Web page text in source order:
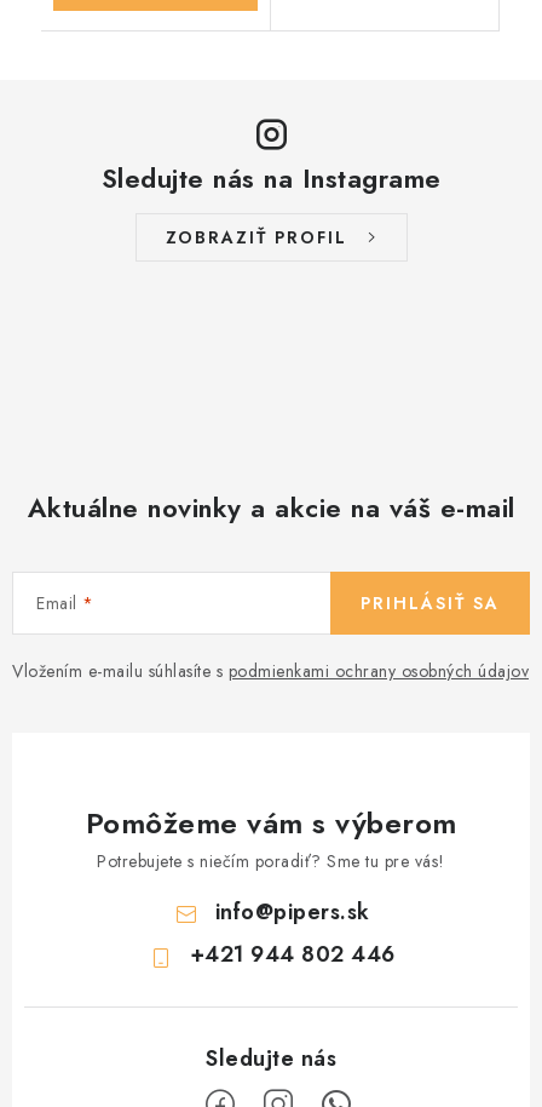
Sledujte nás na Instagrame
ZOBRAZIŤ PROFIL
Aktuálne novinky a akcie na váš e-mail
Email
Vložením e-mailu súhlasíte s podmienkami ochrany osobných údajov
PRIHLÁSIŤ SA
Pomôžeme vám s výberom
Potrebujete s niečím poradiť? Sme tu pre vás!
info@pipers.sk
+421 944 802 446